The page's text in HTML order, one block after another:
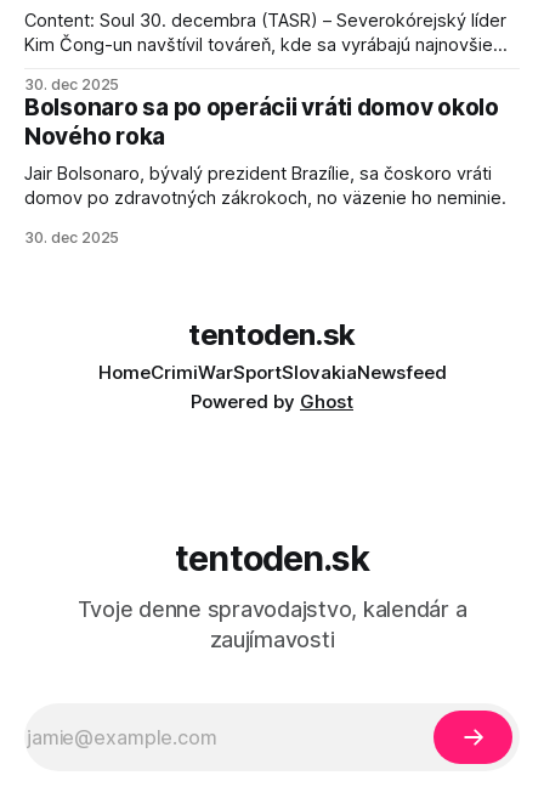
Content: Soul 30. decembra (TASR) – Severokórejský líder
Kim Čong-un navštívil továreň, kde sa vyrábajú najnovšie
schopnosti. Informovali o tom štátne médiá KĽDR, na ktoré
sa odvoláva agentúra AFP.
30. dec 2025
Bolsonaro sa po operácii vráti domov okolo
Nového roka
Jair Bolsonaro, bývalý prezident Brazílie, sa čoskoro vráti
domov po zdravotných zákrokoch, no väzenie ho neminie.
30. dec 2025
tentoden.sk
HomeCrimiWarSportSlovakiaNewsfeed
Powered by Ghost
tentoden.sk
Tvoje denne spravodajstvo, kalendár a
zaujímavosti